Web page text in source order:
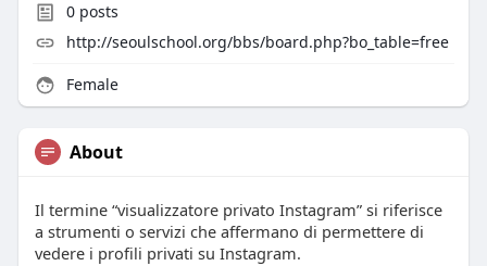
0posts
http://seoulschool.org/bbs/board.php?bo_table=free
Female
About
Il termine “visualizzatore privato Instagram” si riferisce
a strumenti o servizi che affermano di permettere di
vedere i profili privati su Instagram.